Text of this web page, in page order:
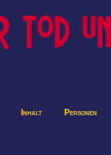
Inhalt Personen